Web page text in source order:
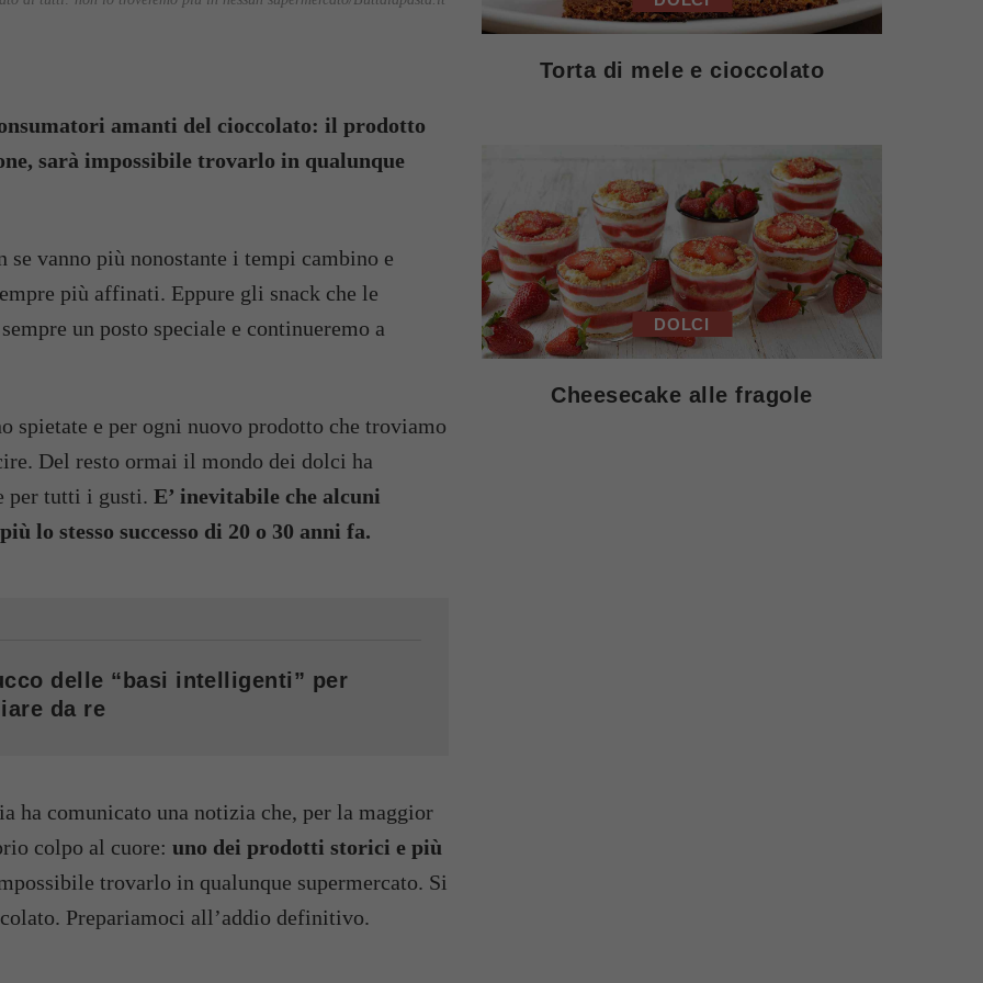
amanti del cioccolato: il prodotto
sarà impossibile trovarlo in qualunque
vanno più nonostante i tempi cambino e
più affinati. Eppure gli snack che le
un posto speciale e continueremo a
spietate e per ogni nuovo prodotto che troviamo
Del resto ormai il mondo dei dolci ha
per tutti i gusti. E’ inevitabile che alcuni
lo stesso successo di 20 o 30 anni fa.
delle “basi intelligenti” per
da re
ha comunicato una notizia che, per la maggior
colpo al cuore: uno dei prodotti storici e più
trovarlo in qualunque supermercato. Si
Prepariamoci all’addio definitivo.
Torta di mele e cioccolato
DOLCI
Cheesecake alle fragole